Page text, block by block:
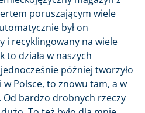
poruszającym wiele
był on
i recyklingowany na wiele
to działa w naszych
później tworzyło
Polsce, to znowu tam, a w
Od bardzo drobnych rzeczy